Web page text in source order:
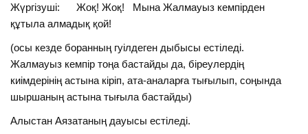
Жүргізуші: Жоқ! Жоқ! Мына Жалмауыз кемпірден
құтыла алмадық қой!
(осы кезде боранның гуілдеген дыбысы естіледі.
Жалмауыз кемпір тоңа бастайды да, біреулердің
киімдерінің астына кіріп, ата-аналарға тығылып, соңында
шыршаның астына тығыла бастайды)
Алыстан Аязатаның дауысы естіледі.